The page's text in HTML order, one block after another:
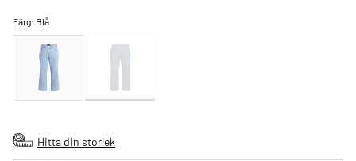
Färg: Blå
Hitta din storlek